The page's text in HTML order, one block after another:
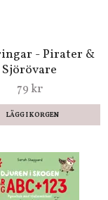
värld
99 kr
- Pirater &
Sjörövare